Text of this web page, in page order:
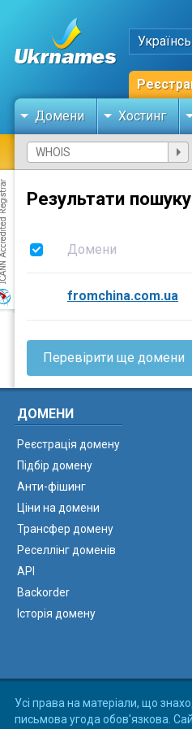
Домени Хостинг
Результати пошуку
Домени
fromchina.com.ua
Перевірити ще домени
ДОМЕНИ
Реєстрація домену
Підбір домену
Анти-фішинг
Ціни на домени
Трансфер домену
Реселлінг доменів
API
Backorder
Історія домену
Усі права на матеріали, що
письмова угода обов'язкова.